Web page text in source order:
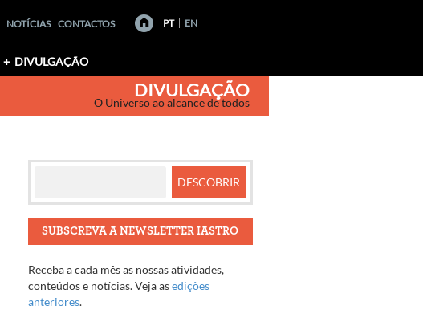
NOTÍCIAS CONTACTOS PT EN
DIVULGAÇÃO
DIVULGAÇÃO
O Universo ao alcance de todos
SUBSCREVA A NEWSLETTER IASTRO
Receba a cada mês as nossas atividades,
conteúdos e notícias. Veja asedições
anteriores.